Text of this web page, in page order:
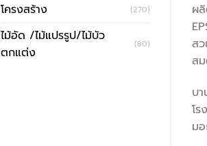
โครงสร้าง (270)
ไม้อัด /ไม้แปรรูป/ไม้บัว
ตกแต่ง
(80)
ผ
ส
สม
บ
โ
ม